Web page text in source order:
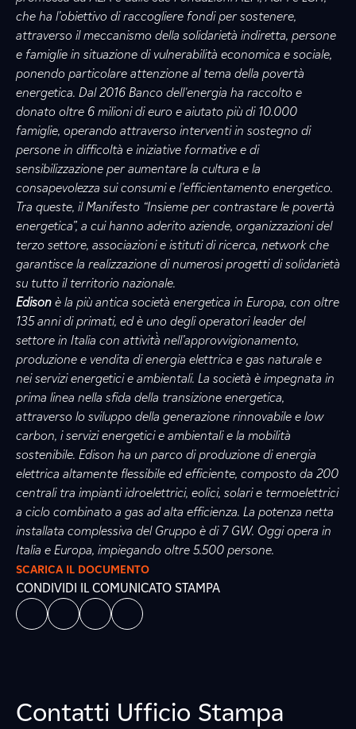
che ha l’obiettivo di raccogliere fondi per sostenere,
attraverso il meccanismo della solidarietà indiretta, persone
e famiglie in situazione di vulnerabilità economica e sociale,
ponendo particolare attenzione al tema della povertà
energetica. Dal 2016 Banco dell'energia ha raccolto e
donato oltre 6 milioni di euro e aiutato più di 10.000
famiglie, operando attraverso interventi in sostegno di
persone in difficoltà e iniziative formative e di
sensibilizzazione per aumentare la cultura e la
consapevolezza sui consumi e l’efficientamento energetico.
Tra queste, il Manifesto “Insieme per contrastare le povertà
energetica”, a cui hanno aderito aziende, organizzazioni del
terzo settore, associazioni e istituti di ricerca, network che
garantisce la realizzazione di numerosi progetti di solidarietà
su tutto il territorio nazionale.
Edison è la più antica società energetica in Europa, con oltre
135 anni di primati, ed è uno degli operatori leader del
settore in Italia con attività̀ nell’approvvigionamento,
produzione e vendita di energia elettrica e gas naturale e
nei servizi energetici e ambientali. La società è impegnata in
prima linea nella sfida della transizione energetica,
attraverso lo sviluppo della generazione rinnovabile e low
carbon, i servizi energetici e ambientali e la mobilità
sostenibile. Edison ha un parco di produzione di energia
elettrica altamente flessibile ed efficiente, composto da 200
centrali tra impianti idroelettrici, eolici, solari e termoelettrici
a ciclo combinato a gas ad alta efficienza. La potenza netta
installata complessiva del Gruppo è di 7 GW. Oggi opera in
Italia e Europa, impiegando oltre 5.500 persone.
SCARICA IL DOCUMENTO
CONDIVIDI IL COMUNICATO STAMPA
Contatti Ufficio Stampa